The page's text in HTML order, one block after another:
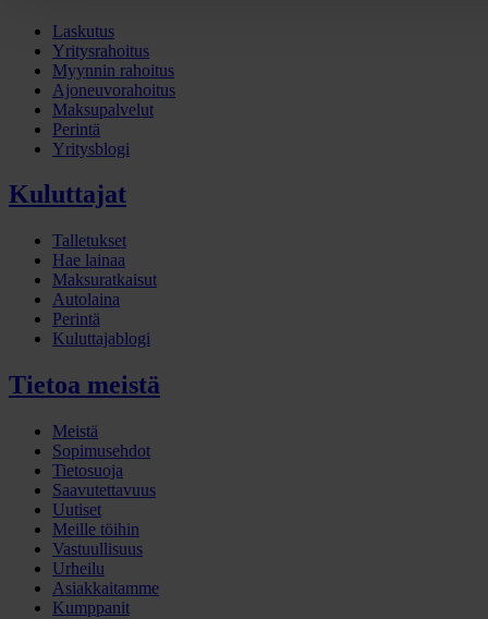
Laskutus
Yritysrahoitus
Myynnin rahoitus
Ajoneuvorahoitus
Maksupalvelut
Perintä
Yritysblogi
Kuluttajat
Talletukset
Hae lainaa
Maksuratkaisut
Autolaina
Perintä
Kuluttajablogi
Tietoa meistä
Meistä
Sopimusehdot
Tietosuoja
Saavutettavuus
Uutiset
Meille töihin
Vastuullisuus
Urheilu
Asiakkaitamme
Kumppanit